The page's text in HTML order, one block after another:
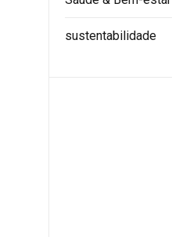
sustentabilidade